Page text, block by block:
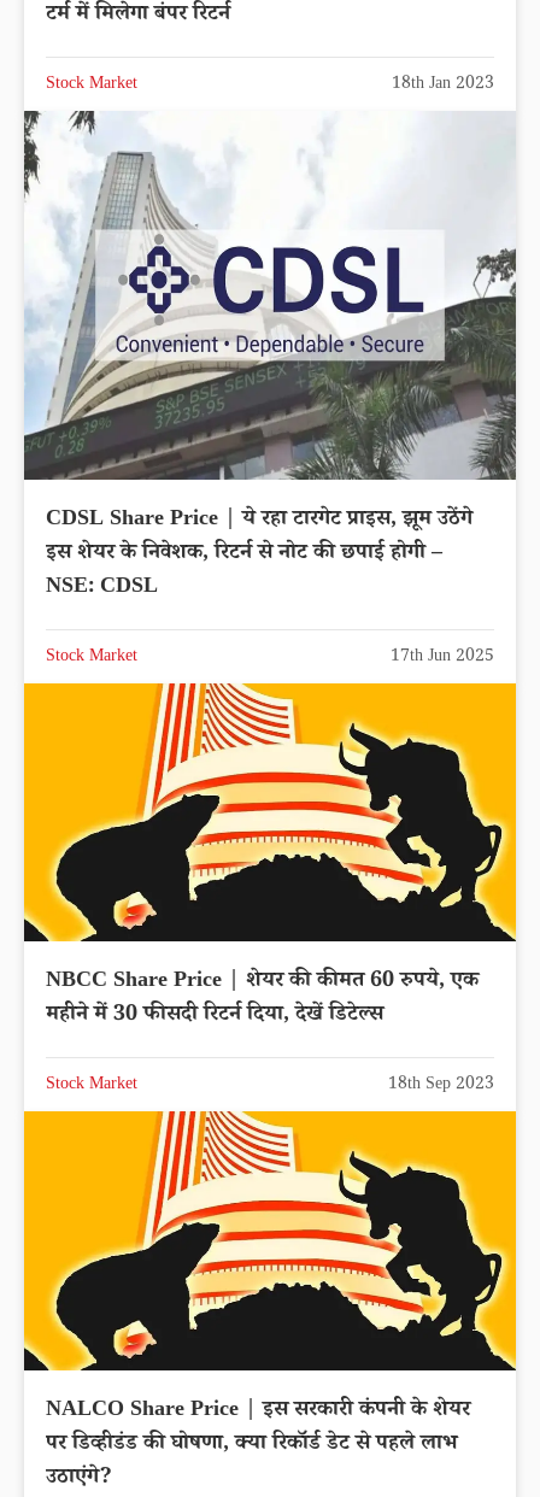
टर्म में मिलेगा बंपर रिटर्न
Stock Market 18th Jan 2023
CDSL Share Price | ये रहा टारगेट प्राइस, झूम उठेंगे
इस शेयर के निवेशक, रिटर्न से नोट की छपाई होगी –
NSE: CDSL
Stock Market 17th Jun 2025
NBCC Share Price | शेयर की कीमत 60 रुपये, एक
महीने में 30 फीसदी रिटर्न दिया, देखें डिटेल्स
Stock Market 18th Sep 2023
NALCO Share Price | इस सरकारी कंपनी के शेयर
पर डिव्हीडंड की घोषणा, क्या रिकॉर्ड डेट से पहले लाभ
उठाएंगे?